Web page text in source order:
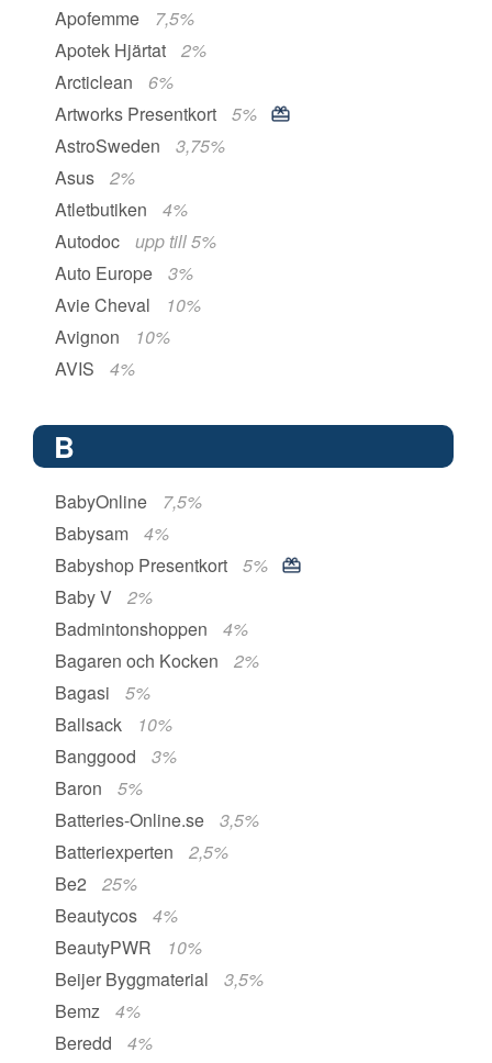
Apofemme
7,5%
Apotek Hjärtat
2%
Arcticlean
6%
Artworks Presentkort
5%
AstroSweden
3,75%
Asus
2%
Atletbutiken
4%
Autodoc
upp till 5%
Auto Europe
3%
Avie Cheval
10%
Avignon
10%
AVIS
4%
B
BabyOnline
7,5%
Babysam
4%
Babyshop Presentkort
5%
Baby V
2%
Badmintonshoppen
4%
Bagaren och Kocken
2%
Bagasi
5%
Ballsack
10%
Banggood
3%
Baron
5%
Batteries-Online.se
3,5%
Batteriexperten
2,5%
Be2
25%
Beautycos
4%
BeautyPWR
10%
Beijer Byggmaterial
3,5%
Bemz
4%
Beredd
4%